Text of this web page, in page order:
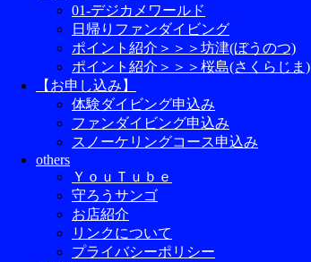
01-デジカメワールド
日帰りファンダイビング
ポイント紹介＞＞＞坊津(ぼうのつ)
ポイント紹介＞＞＞桜島(さくらじま)
【お申し込み】
体験ダイビング申込み
ファンダイビング申込み
スノーケリングコース申込み
others
ＹｏｕＴｕｂｅ
守ろうサンゴ
お店紹介
リンクについて
プライバシーポリシー